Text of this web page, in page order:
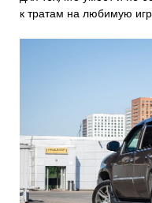
к тратам на любимую